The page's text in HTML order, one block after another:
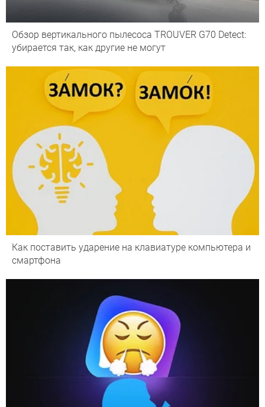
Обзор вертикального пылесоса TROUVER G70 Detect:
убирается так, как другие не могут
Как поставить ударение на клавиатуре компьютера и
смартфона